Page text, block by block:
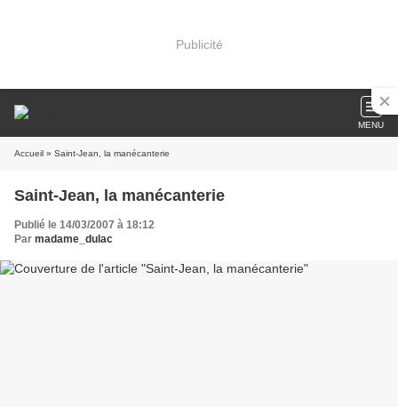
Publicité
MENU
Accueil » Saint-Jean, la manécanterie
Saint-Jean, la manécanterie
Publié le 14/03/2007 à 18:12
Par madame_dulac